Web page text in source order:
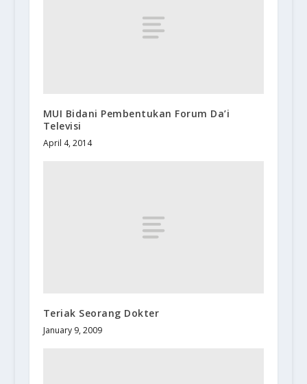
MUI Bidani Pembentukan Forum Da’i
Televisi
April 4, 2014
Teriak Seorang Dokter
January 9, 2009